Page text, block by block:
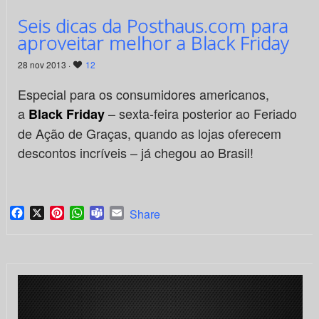
Seis dicas da Posthaus.com para
aproveitar melhor a Black Friday
28 nov 2013 · 12
Especial para os consumidores americanos,
a Black Friday– sexta-feira posterior ao Feriado
de Ação de Graças, quando as lojas oferecem
descontos incríveis – já chegou ao Brasil!
Facebook
X PinterestWhatsApp
TeamsEmail
Share